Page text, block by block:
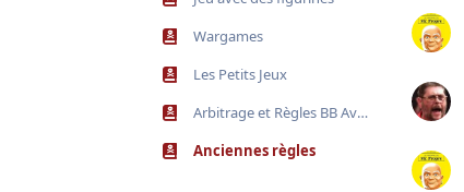
Wargames
Les Petits Jeux
Arbitrage et Règles BB Avant Covid
Anciennes règles